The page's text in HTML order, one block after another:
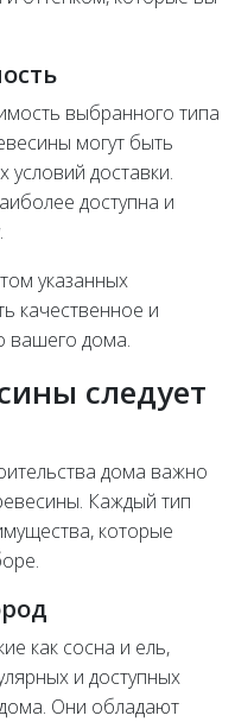
выбранного типа
могут быть
доставки.
доступна и
указанных
качественное и
вашего дома.
следует
дома важно
Каждый тип
которые
как сосна и ель,
и доступных
Они обладают